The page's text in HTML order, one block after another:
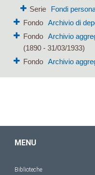
Serie
Fondi
Fondo
Archivio di
Fondo
Archivio
(1890 - 31/03/1933)
Fondo
Archivio
MENU
Biblioteche